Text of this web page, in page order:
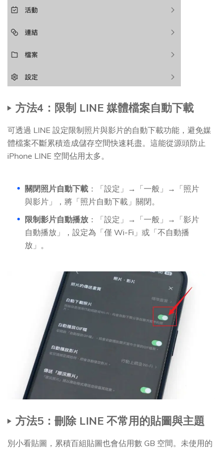
方法4：限制 LINE 媒體檔案自動下載
可透過 LINE 設定限制照片與影片的自動下載功能，避免媒
體檔案不斷累積造成儲存空間快速耗盡。這能從源頭防止
iPhone LINE 空間佔用太多。
關閉照片自動下載 ：「設定」→「一般」→「照片
與影片」，將「照片自動下載」關閉。
限制影片自動播放 ：「設定」→「一般」→「影片
自動播放」，設定為「僅 Wi-Fi」或「不自動播
放」。
方法5：刪除 LINE 不常用的貼圖與主題
別小看貼圖，累積百組貼圖也會佔用數 GB 空間。未使用的